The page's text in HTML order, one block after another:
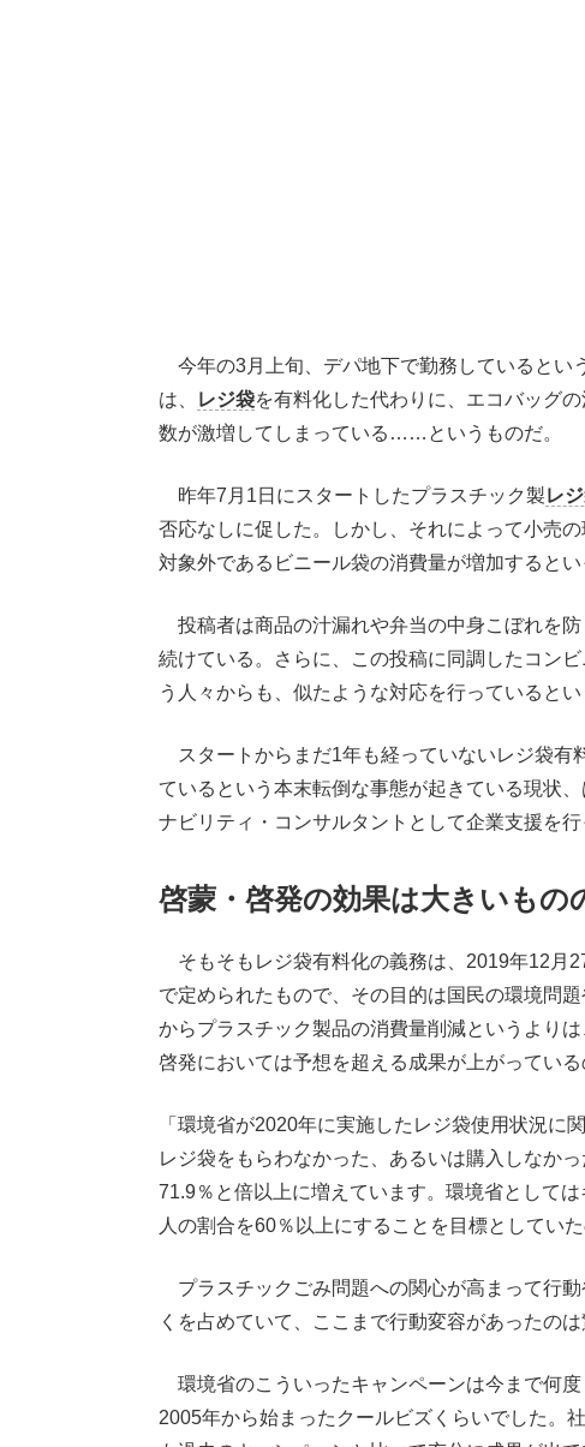
今年の3月上旬、デパ地下で勤務しているとい
は、
レジ袋を有料化した代わりに、エコバッグ
数が激増してしまっている……というものだ。
昨年7月1日にスタートしたプラスチック製レ
否応なしに促した。しかし、それによって小売
対象外であるビニール袋の消費量が増加すると
投稿者は商品の汁漏れや弁当の中身こぼれを
続けている。さらに、この投稿に同調したコン
う人々からも、似たような対応を行っていると
スタートからまだ1年も経っていないレジ袋有
ているという本末転倒な事態が起きている現状
ナビリティ・コンサルタントとして企業支援を
啓蒙・啓発の効果は大きいも
そもそもレジ袋有料化の義務は、2019年12月
で定められたもので、その目的は国民の環境問
からプラスチック製品の消費量削減というより
啓発においては予想を超える成果が上がっている
「環境省が2020年に実施したレジ袋使用状況
レジ袋をもらわなかった、あるいは購入しなか
71.9％と倍以上に増えています。環境省として
人の割合を60％以上にすることを目標としてい
プラスチックごみ問題への関心が高まって行
くを占めていて、ここまで行動変容があったのは
環境省のこういったキャンペーンは今まで何
2005年から始まったクールビズくらいでした。